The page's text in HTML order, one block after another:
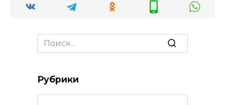
Search
for:
Рубрики